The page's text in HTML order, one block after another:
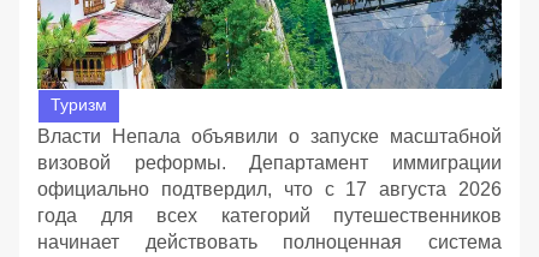
Туризм
Власти Непала объявили о запуске масштабной
визовой реформы. Департамент иммиграции
официально подтвердил, что с 17 августа 2026
года для всех категорий путешественников
начинает действовать полноценная система